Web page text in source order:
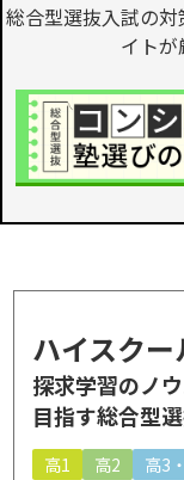
総合型選抜入試の
イト
ハイスク
探求学習のノ
目指す総合型
高1 高2 高3